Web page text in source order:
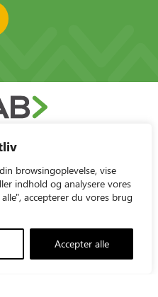
browsingoplevelse, vise
indhold og analysere vores
accepterer du vores brug
Accepter alle
+45 43960012
triolab@triolab.dk